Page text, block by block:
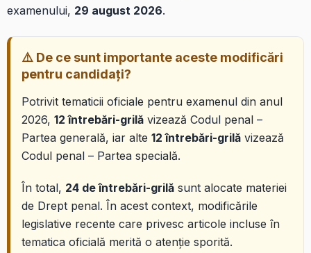
examenului, 29 august 2026.
⚠️ De ce sunt importante aceste modificări
pentru candidați?
Potrivit tematicii oficiale pentru examenul din anul
2026, 12 întrebări-grilă vizează Codul penal –
Partea generală, iar alte 12 întrebări-grilă vizează
Codul penal – Partea specială.
În total, 24 de întrebări-grilă sunt alocate materiei
de Drept penal. În acest context, modificările
legislative recente care privesc articole incluse în
tematica oficială merită o atenție sporită.